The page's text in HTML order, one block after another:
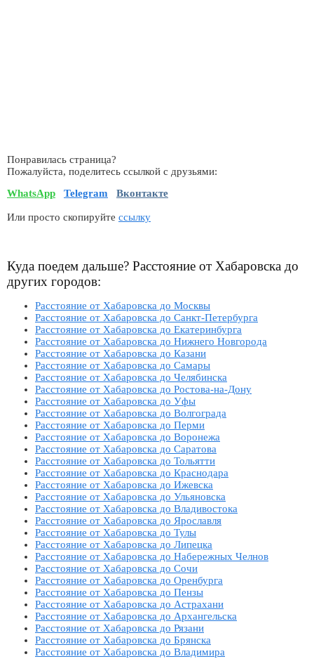
Понравилась страница?
Пожалуйста, поделитесь ссылкой с друзьями:
WhatsApp
Telegram Вконтакте
Или просто скопируйте ссылку
Куда поедем дальше? Расстояние от Хабаровска до
других городов:
Расстояние от Хабаровска до Москвы
Расстояние от Хабаровска до Санкт-Петербурга
Расстояние от Хабаровска до Екатеринбурга
Расстояние от Хабаровска до Нижнего Новгорода
Расстояние от Хабаровска до Казани
Расстояние от Хабаровска до Самары
Расстояние от Хабаровска до Челябинска
Расстояние от Хабаровска до Ростова-на-Дону
Расстояние от Хабаровска до Уфы
Расстояние от Хабаровска до Волгограда
Расстояние от Хабаровска до Перми
Расстояние от Хабаровска до Воронежа
Расстояние от Хабаровска до Саратова
Расстояние от Хабаровска до Тольятти
Расстояние от Хабаровска до Краснодара
Расстояние от Хабаровска до Ижевска
Расстояние от Хабаровска до Ульяновска
Расстояние от Хабаровска до Владивостока
Расстояние от Хабаровска до Ярославля
Расстояние от Хабаровска до Тулы
Расстояние от Хабаровска до Липецка
Расстояние от Хабаровска до Набережных Челнов
Расстояние от Хабаровска до Сочи
Расстояние от Хабаровска до Оренбурга
Расстояние от Хабаровска до Пензы
Расстояние от Хабаровска до Астрахани
Расстояние от Хабаровска до Архангельска
Расстояние от Хабаровска до Рязани
Расстояние от Хабаровска до Брянска
Расстояние от Хабаровска до Владимира